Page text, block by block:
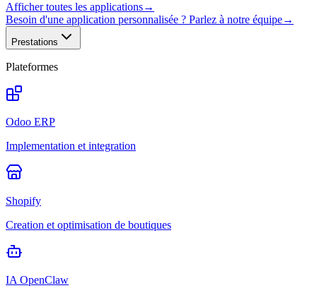
Afficher toutes les applications→
Besoin d'une application personnalisée ? Parlez à notre équipe→
Prestations
Plateformes
Odoo ERP
Implementation et integration
Shopify
Creation et optimisation de boutiques
IA OpenClaw